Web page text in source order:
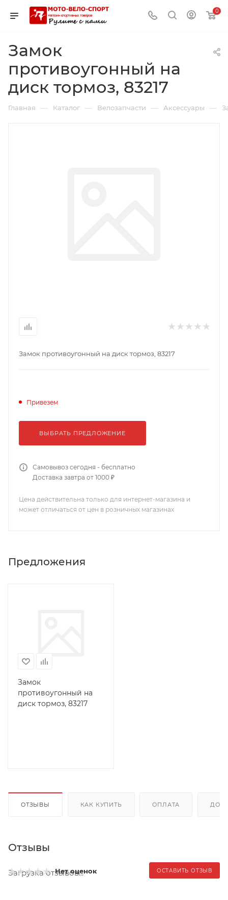
0
Замок
противоугонный на
диск тормоз, 83217
Главная — Каталог — Велозапчасти — Аксессуары —
Замок противоугонный на диск тормоз, 83217
Привезем
ВЫБРАТЬ ПРЕДЛОЖЕНИЕ
Самовывоз сегодня - бесплатно
Доставка завтра от 1000 ₽
Цена действительна только для интернет-магазина и
может отличаться от цен в розничных магазинах
Предложения
Замок
противоугонный на
диск тормоз, 83217
ОТЗЫВЫ КАК КУПИТЬ ОПЛАТА
Отзывы
Нет оценок ОСТАВИТЬ ОТЗЫВ
Загрузка отзывов...